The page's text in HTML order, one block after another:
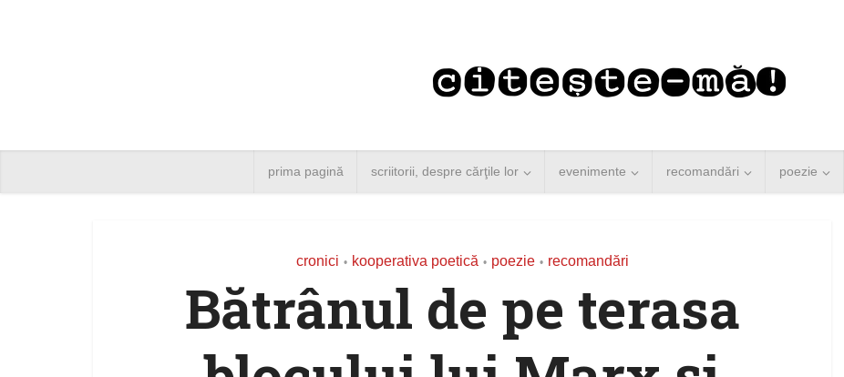
prima pagină scriitorii, despre cărţile lor evenimente recomandări poezie
cronici • kooperativa poetică • poezie • recomandări
Bătrânul de pe terasa